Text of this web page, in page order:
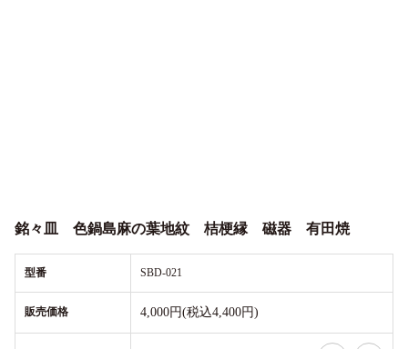
銘々皿 色鍋島麻の葉地紋 桔梗縁 磁器 有田焼
型番 SBD-021
販売価格 4,000円(税込4,400円)